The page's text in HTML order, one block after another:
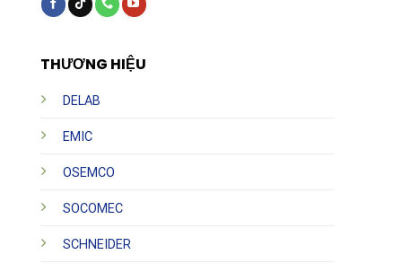
THƯƠNG HIỆU
DELAB
EMIC
OSEMCO
SOCOMEC
SCHNEIDER